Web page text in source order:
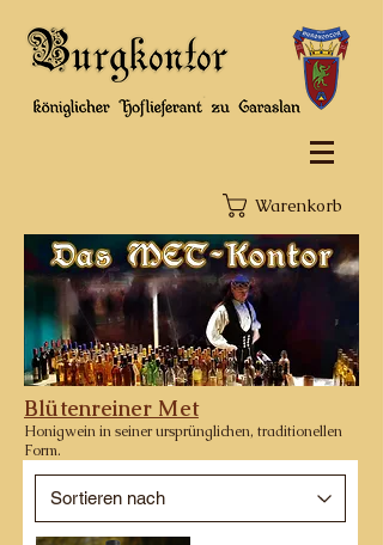
Warenkorb
Blütenreiner Met
Honigwein in seiner ursprünglichen, traditionellen
Form.